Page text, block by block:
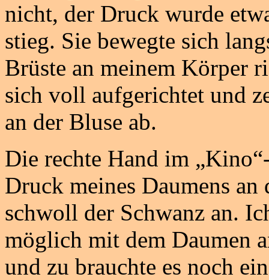
nicht, der Druck wurde
stieg. Sie bewegte sich
Brüste an meinem Körper
sich voll aufgerichtet und
an der Bluse ab.
Die rechte Hand im
Druck meines Daumens
schwoll der Schwanz an.
möglich mit dem Daumen
und zu brauchte es noch